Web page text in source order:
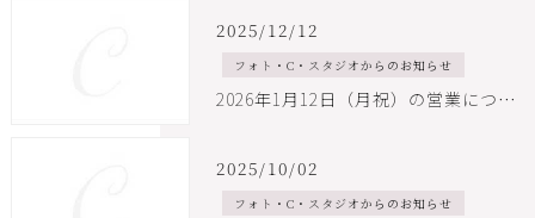
2025/12/12
フォト・C・スタジオからのお知らせ
2026年1月12日（月祝）の営業について
2025/10/02
フォト・C・スタジオからのお知らせ